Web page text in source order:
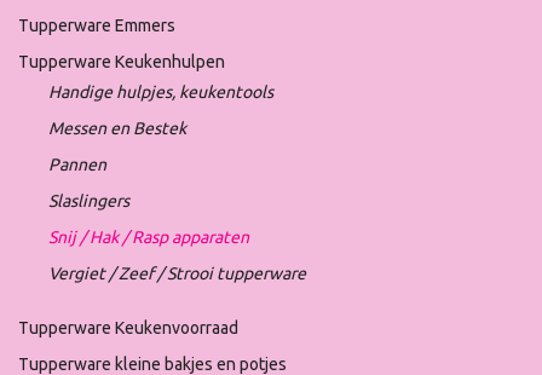
Tupperware Emmers
Tupperware Keukenhulpen
Handige hulpjes, keukentools
Messen en Bestek
Pannen
Slaslingers
Snij / Hak / Rasp apparaten
Vergiet / Zeef / Strooi tupperware
Tupperware Keukenvoorraad
Tupperware kleine bakjes en potjes